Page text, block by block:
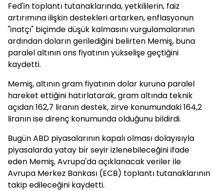
Fed'in toplantı tutanaklarında, yetkililerin, faiz
artırımına ilişkin destekleri artarken, enflasyonun
"inatçı" biçimde düşük kalmasını vurgulamalarının
ardından doların gerilediğini belirten Memiş, buna
paralel altının ons fiyatının yükselişe geçtiğini
kaydetti.
Memiş, altının gram fiyatının dolar kuruna paralel
hareket ettiğini hatırlatarak, gram altında teknik
açıdan 162,7 liranın destek, zirve konumundaki 164,2
liranın ise direnç konumunda olduğunu bildirdi.
Bugün ABD piyasalarının kapalı olması dolayısıyla
piyasalarda yatay bir seyir izlenebileceğini ifade
eden Memiş, Avrupa'da açıklanacak veriler ile
Avrupa Merkez Bankası (ECB) toplantı tutanaklarının
takip edileceğini kaydetti.